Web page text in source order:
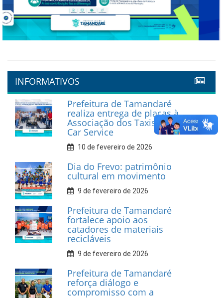
Previous Next
INFORMATIVOS
Prefeitura de Tamandaré
realiza entrega de placas à
Associação dos Taxistas Rota